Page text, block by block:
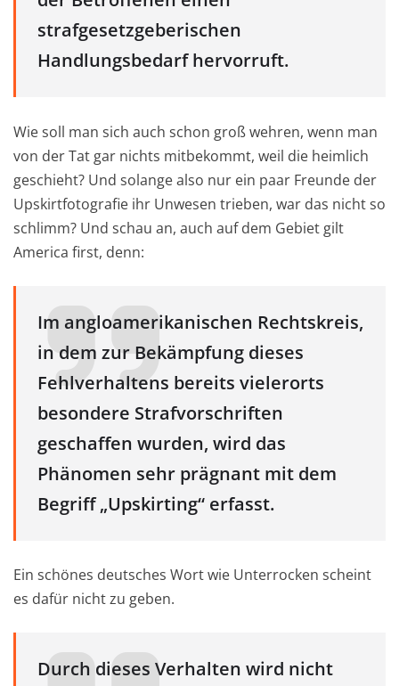
strafgesetzgeberischen
Handlungsbedarf hervorruft.
Wie soll man sich auch schon groß wehren, wenn man
von der Tat gar nichts mitbekommt, weil die heimlich
geschieht? Und solange also nur ein paar Freunde der
Upskirtfotografie ihr Unwesen trieben, war das nicht so
schlimm? Und schau an, auch auf dem Gebiet gilt
America first, denn:
Im angloamerikanischen Rechtskreis,
in dem zur Bekämpfung dieses
Fehlverhaltens bereits vielerorts
besondere Strafvorschriften
geschaffen wurden, wird das
Phänomen sehr prägnant mit dem
Begriff „Upskirting“ erfasst.
Ein schönes deutsches Wort wie Unterrocken scheint
es dafür nicht zu geben.
Durch dieses Verhalten wird nicht